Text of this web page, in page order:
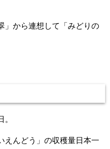
」から連想して「みどりの
えんどう」の収穫量日本一